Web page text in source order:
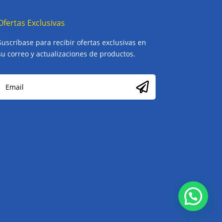
Exclusivas
para recibir ofertas exclusivas en
correo y actualizaciones de productos.